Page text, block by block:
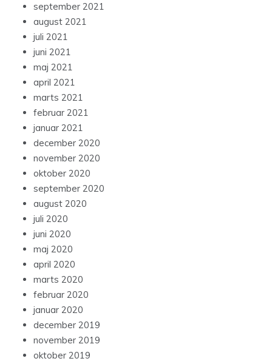
september 2021
august 2021
juli 2021
juni 2021
maj 2021
april 2021
marts 2021
februar 2021
januar 2021
december 2020
november 2020
oktober 2020
september 2020
august 2020
juli 2020
juni 2020
maj 2020
april 2020
marts 2020
februar 2020
januar 2020
december 2019
november 2019
oktober 2019